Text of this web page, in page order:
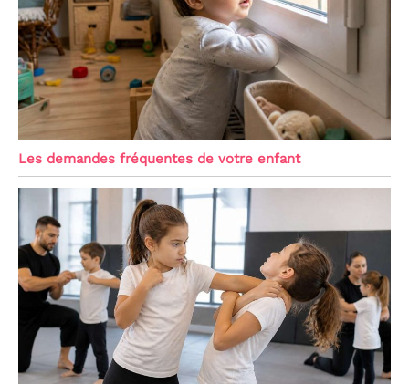
Les demandes fréquentes de votre enfant